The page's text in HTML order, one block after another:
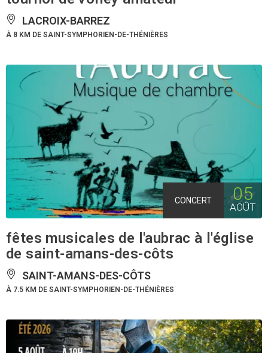
LACROIX-BARREZ
À 8 KM DE SAINT-SYMPHORIEN-DE-THÉNIÈRES
CONCERT 05
AOÛT
fêtes musicales de l'aubrac à l'église
de saint-amans-des-côts
SAINT-AMANS-DES-CÔTS
À 7.5 KM DE SAINT-SYMPHORIEN-DE-THÉNIÈRES